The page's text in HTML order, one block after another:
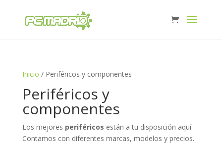
Inicio / Periféricos y componentes
Periféricos y
componentes
Los mejores periféricos están a tu disposición aquí.
Contamos con diferentes marcas, modelos y precios.